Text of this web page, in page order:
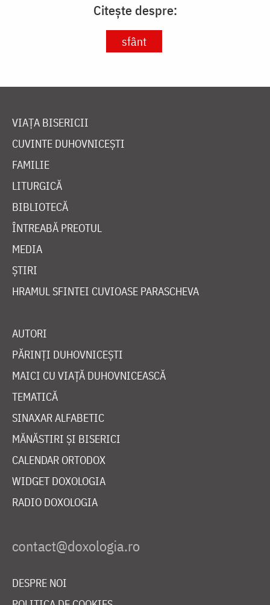
Citește despre:
sfânt
VIAȚA BISERICII
CUVINTE DUHOVNICEȘTI
FAMILIE
LITURGICĂ
BIBLIOTECĂ
ÎNTREABĂ PREOTUL
MEDIA
ȘTIRI
HRAMUL SFINTEI CUVIOASE PARASCHEVA
AUTORI
PĂRINȚI DUHOVNICEȘTI
MAICI CU VIAȚĂ DUHOVNICEASCĂ
TEMATICĂ
SINAXAR ALFABETIC
MĂNĂSTIRI ȘI BISERICI
CALENDAR ORTODOX
WIDGET DOXOLOGIA
RADIO DOXOLOGIA
DESPRE NOI